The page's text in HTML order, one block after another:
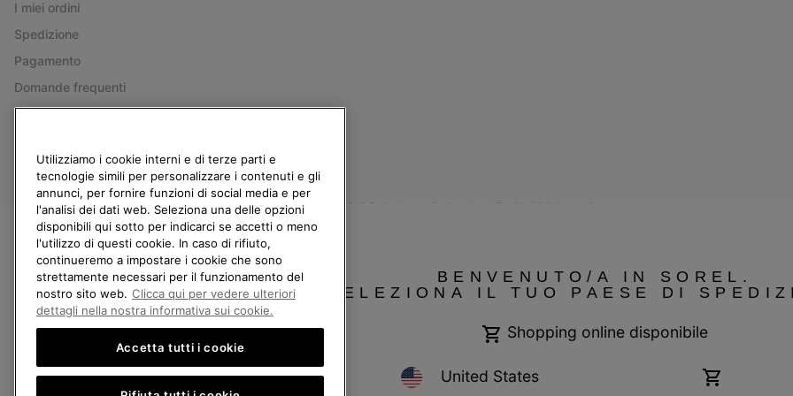
I miei ordini
Spedizione
Pagamento
Domande frequenti
Italia
2026Columbia Sportswear Company. Avenue des Morgines, 12 1213 Petit-Lancy Switzerland. Tutti i diritti riservati.
Politica sulla privacy Termini di utilizzo Condizioni Generali di Vendita
Servizio clienti: Lun. - Ven. 9:00 - 13:00 & 14:00 - 18:00
(+)390694804179
BENVENUTO/A IN SOREL.
SELEZIONA IL TUO PAESE DI
Shopping online disponibile
United States
Shopping
Utilizziamo i cookie interni e di terze parti e
tecnologie simili per personalizzare i contenuti e gli
annunci, per fornire funzioni di social media e per
l'analisi dei dati web. Seleziona una delle opzioni
disponibili qui sotto per indicarci se accetti o meno
l'utilizzo di questi cookie. In caso di rifiuto,
continueremo a impostare i cookie che sono
strettamente necessari per il funzionamento del
nostro sito web. Clicca qui per vedere ulteriori
dettagli nella nostra informativa sui cookie.
Accetta tutti i cookie